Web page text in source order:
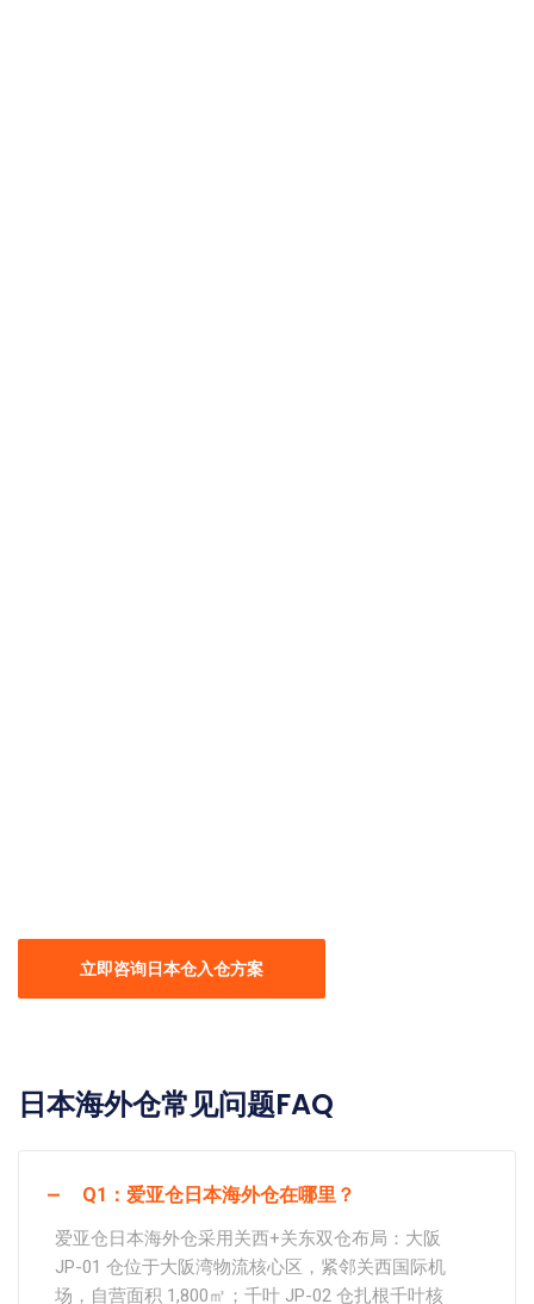
立即咨询日本仓入仓方案
日本海外仓常见问题FAQ
Q1：爱亚仓日本海外仓在哪里？
爱亚仓日本海外仓采用关西+关东双仓布局：大阪
JP-01 仓位于大阪湾物流核心区，紧邻关西国际机
场，自营面积 1,800㎡；千叶 JP-02 仓扎根千叶核